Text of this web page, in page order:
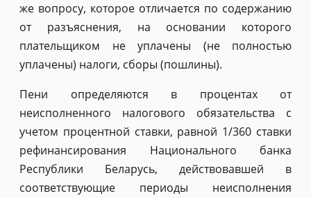
же вопросу, которое отличается по содержанию
от разъяснения, на основании которого
плательщиком не уплачены (не полностью
уплачены) налоги, сборы (пошлины).
Пени определяются в процентах от
неисполненного налогового обязательства с
учетом процентной ставки, равной 1/360 ставки
рефинансирования Национального банка
Республики Беларусь, действовавшей в
соответствующие периоды неисполнения